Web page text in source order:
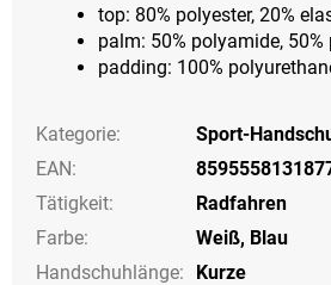
top: 80% polyester, 20%
palm: 50% polyamide,
padding: 100%
Kategorie:
Sport-
EAN:
Tätigkeit:
Radfahren
Farbe: Weiß, Blau
Handschuhlänge:
Kurze